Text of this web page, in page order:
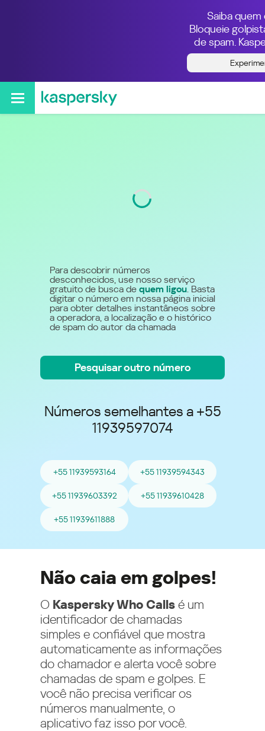
Saiba quem
Bloqueie
de spam.
Quem ligou do número
011939597074
Para descobrir números
desconhecidos, use nosso serviço
gratuito de busca de quem ligou. Basta
digitar o número em nossa página inicial
para obter detalhes instantâneos sobre
a operadora, a localização e o histórico
de spam do autor da chamada
Pesquisar outro número
Números semelhantes a +55
11939597074
+55 11939593164 +55 11939594343
+55 11939603392 +55 11939610428
+55 11939611888
Não caia em golpes!
O Kaspersky Who Calls é um
identificador de chamadas
simples e confiável que mostra
automaticamente as informações
do chamador e alerta você sobre
chamadas de spam e golpes. E
você não precisa verificar os
números manualmente, o
aplicativo faz isso por você.